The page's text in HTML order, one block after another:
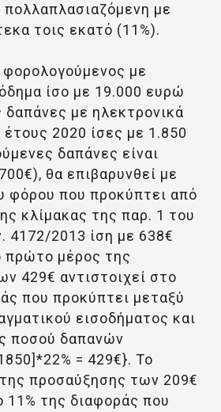
πολλαπλασιαζόμενη με
τοις εκατό (11%).
φορολογούμενος με
ίσο με 19.000 ευρώ
δαπάνες με ηλεκτρονικά
2020 ίσες με 1.850
δαπάνες είναι
θα επιβαρυνθεί με
φόρου που προκύπτει από
κλίμακας της παρ. 1 του
4172/2013 ίση με 638€
πρώτο μέρος της
429€ αντιστοιχεί στο
που προκύπτει μεταξύ
εισοδήματος και
ποσού δαπανών
= 429€}. Το
προσαύξησης των 209€
11% της διαφοράς που